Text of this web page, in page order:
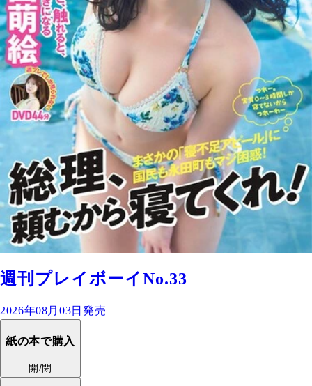
週刊プレイボーイNo.33
2026年08月03日発売
紙の本で購入
開/閉